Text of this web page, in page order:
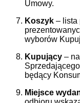
Umowy.
Koszyk – lista
wyborów
Kupujący –
będący
Miejsce